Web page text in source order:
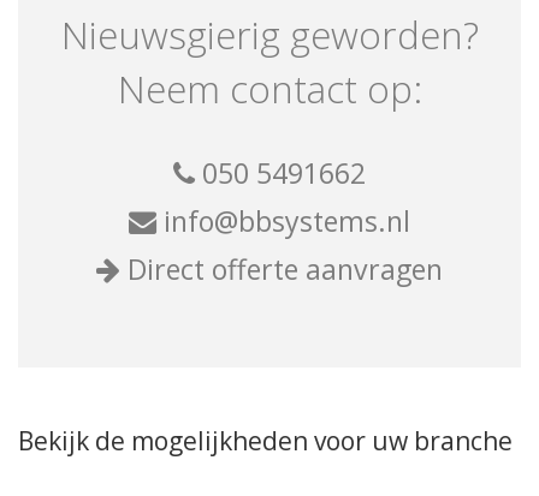
Nieuwsgierig geworden?
Neem contact op:
050 5491662
info@bbsystems.nl
Direct offerte aanvragen
Bekijk de mogelijkheden voor uw branche